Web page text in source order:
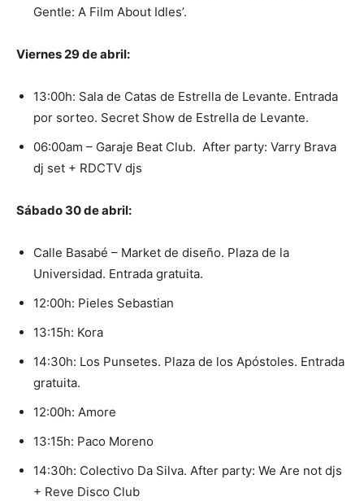
Gentle: A Film About Idles’.
Viernes 29 de abril:
13:00h: Sala de Catas de Estrella de Levante. Entrada
por sorteo. Secret Show de Estrella de Levante.
06:00am – Garaje Beat Club. After party: Varry Brava
dj set + RDCTV djs
Sábado 30 de abril:
Calle Basabé – Market de diseño. Plaza de la
Universidad. Entrada gratuita.
12:00h: Pieles Sebastian
13:15h: Kora
14:30h: Los Punsetes. Plaza de los Apóstoles. Entrada
gratuita.
12:00h: Amore
13:15h: Paco Moreno
14:30h: Colectivo Da Silva. After party: We Are not djs
+ Reve Disco Club